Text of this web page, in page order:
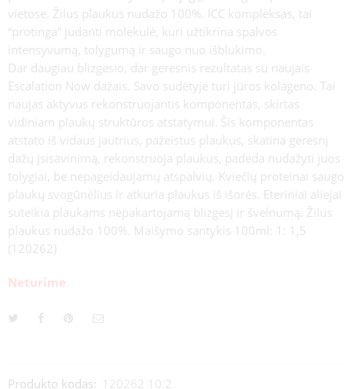
vietose. Žilus plaukus nudažo 100%. ICC kompleksas, tai
“protinga” judanti molekulė, kuri užtikrina spalvos
intensyvumą, tolygumą ir saugo nuo išblukimo.
Dar daugiau blizgesio, dar geresnis rezultatas su naujais
Escalation Now dažais. Savo sudėtyje turi jūros kolageno. Tai
naujas aktyvus rekonstruojantis komponentas, skirtas
vidiniam plaukų struktūros atstatymui. Šis komponentas
atstato iš vidaus jautrius, pažeistus plaukus, skatina geresnį
dažų įsisavinimą, rekonstruoja plaukus, padeda nudažyti juos
tolygiai, be nepageidaujamų atspalvių. Kviečių proteinai saugo
plaukų svogūnėlius ir atkuria plaukus iš išorės. Eteriniai aliejai
suteikia plaukams nepakartojamą blizgesį ir švelnumą. Žilus
plaukus nudažo 100%. Maišymo santykis 100ml: 1: 1,5
(120262)
Neturime
Produkto kodas:
120262 10.2